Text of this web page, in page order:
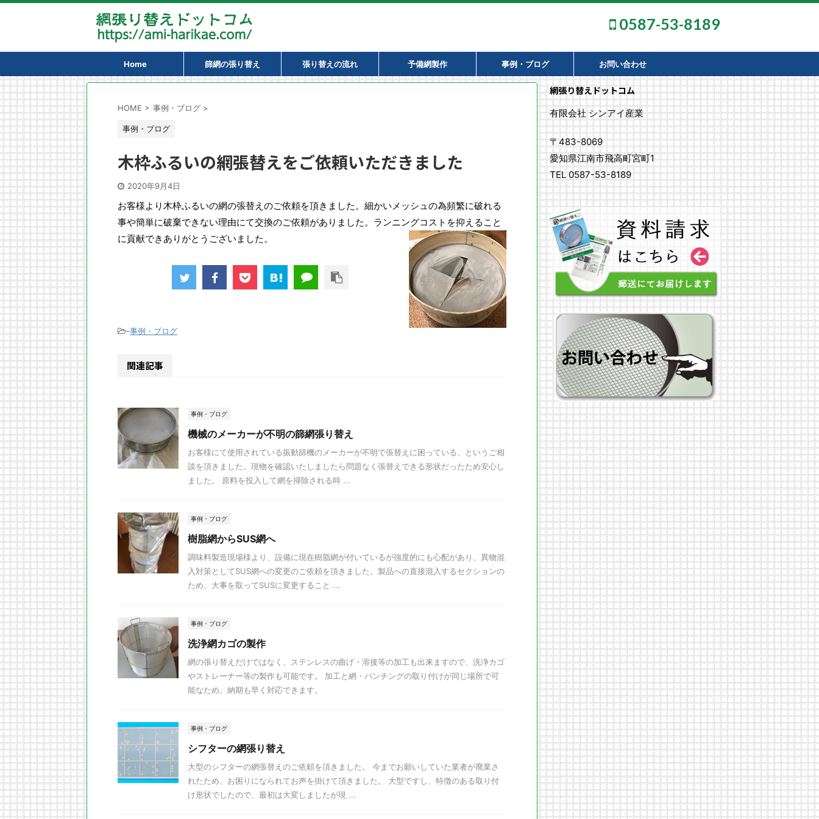
0587-53-8189
Home 篩網の張り替え 張り替えの流れ 予備網製作 事例・ブログ お問い合わせ
HOME > 事例・ブログ >
事例・ブログ
木枠ふるいの網張替えをご依頼いただきました
2020年9月4日
お客様より木枠ふるいの網の張替えのご依頼を頂きました。細かいメッシュの為頻繁に破れる
事や簡単に破棄できない理由にて交換のご依頼がありました。ランニングコストを抑えること
に貢献できありがとうございました。
-事例・ブログ
関連記事
事例・ブログ
機械のメーカーが不明の篩網張り替え
お客様にて使用されている振動篩機のメーカーが不明で張替えに困っている、というご相
談を頂きました。現物を確認いたしましたら問題なく張替えできる形状だったため安心し
ました。 原料を投入して網を掃除される時 ...
事例・ブログ
樹脂網からSUS網へ
調味料製造現場様より、設備に現在樹脂網が付いているが強度的にも心配があり、異物混
入対策としてSUS網への変更のご依頼を頂きました。製品への直接混入するセクションの
ため、大事を取ってSUSに変更すること ...
事例・ブログ
洗浄網カゴの製作
網の張り替えだけではなく、ステンレスの曲げ・溶接等の加工も出来ますので、洗浄カゴ
やストレーナー等の製作も可能です。 加工と網・パンチングの取り付けが同じ場所で可
能なため、納期も早く対応できます。
事例・ブログ
シフターの網張り替え
大型のシフターの網張替えのご依頼を頂きました。 今までお願いしていた業者が廃業さ
れたため、お困りになられてお声を掛けて頂きました。 大型ですし、特徴のある取り付
け形状でしたので、最初は大変しましたが現 ...
網張り替えドットコム
有限会社 シンアイ産業
〒483-8069
愛知県江南市飛高町宮町1
TEL 0587-53-8189